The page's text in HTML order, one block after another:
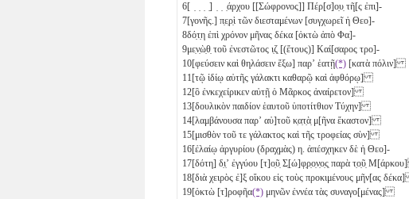
6[ ̣ ̣ ̣ ̣] ̣ ̣ ̣άρχου [[Σώφρονος]] Πέρ[σ]ο̣υ̣ τῆ[ς ἐπι]-
7[γονῆς.] π̣ε̣ρ̣ὶ τῶν διεσταμένων [συγχωρεῖ ἡ Θεο]-
8δό̣τ̣η ἐπὶ χρόνον μῆνας δέκα [ὀκτὼ ἀπὸ Φα]-
9με̣ν̣ὼ̣θ̣ τοῦ ἐνεστῶτος ι̣ζ̣ [(ἔτους)] Καί[σαρος τρο]-
10[φεύσειν καὶ θηλάσειν ἔξω] παρʼ ἑατῇ(*) [κατὰ πόλιν]
11 [τῷ ἰδίῳ αὐτῆς γάλακτι καθαρῷ καὶ ἀφθόρῳ]
12[ὃ ἐνκεχείρικεν αὐτῇ ὁ Μᾶρκος ἀναίρετον]
13[δουλικὸν παιδίον ἑαυτοῦ ὑποτίτθιον Τύχην]
14[λαμβάνουσα παρʼ αὐ]τοῦ κ̣α̣τ̣ὰ̣ μ[ῆνα ἕκαστον]
15[μισθὸν τοῦ τε γάλακτος καὶ τῆς τροφείας σὺν]
16[ἐλαίῳ ἀργυρίου (δραχμὰς) η . ἀπέσχηκεν δὲ ἡ Θεο]-
17[δότη] δ̣ι̣ʼ ἐγγύου [τ]ο̣ῦ̣ Σ̣[ώ]φ̣ρ̣ο̣ν̣ο̣ς̣ παρὰ τ̣ο̣ῦ̣
18[διὰ χειρὸς ἐ]ξ οἴκου εἰς τοὺς προκιμένους μῆν[ας
19[ὀκτὼ [τ]ροφῆα(*) μηνῶν ἐννέα τὰς συναγο[μένας]